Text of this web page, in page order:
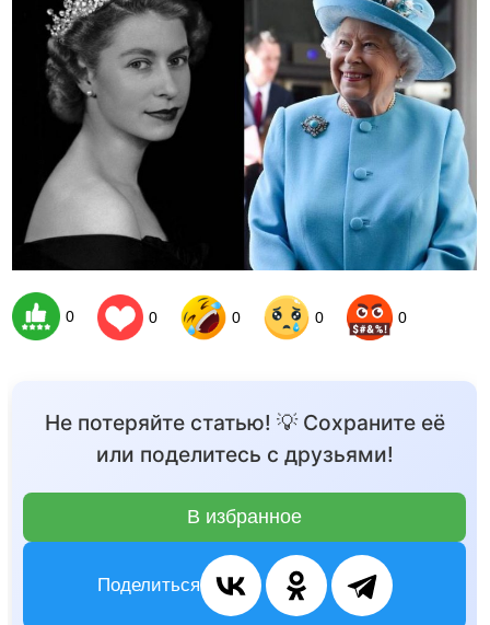
0 0 0 0 0
Не потеряйте статью! 💡 Сохраните её
или поделитесь с друзьями!
В избранное
Поделиться